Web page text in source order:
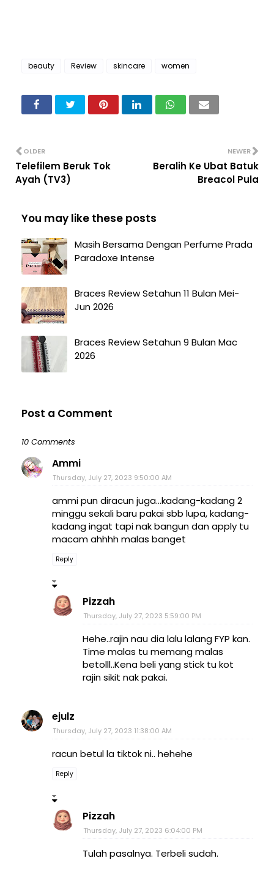
beauty Review skincare women
NEWER
Beralih Ke Ubat Batuk
Breacol Pula
OLDER
Telefilem Beruk Tok
Ayah (TV3)
You may like these posts
Masih Bersama Dengan Perfume Prada
Paradoxe Intense
Braces Review Setahun 11 Bulan Mei-
Jun 2026
Braces Review Setahun 9 Bulan Mac
2026
Post a Comment
10 Comments
Ammi
Thursday, July 27, 2023 9:50:00 AM
ammi pun diracun juga...kadang-kadang 2
minggu sekali baru pakai sbb lupa, kadang-
kadang ingat tapi nak bangun dan apply tu
macam ahhhh malas banget
Reply
Pizzah
Thursday, July 27, 2023 5:59:00 PM
Hehe..rajin nau dia lalu lalang FYP kan.
Time malas tu memang malas
betolll..Kena beli yang stick tu kot
rajin sikit nak pakai.
ejulz
Thursday, July 27, 2023 11:38:00 AM
racun betul la tiktok ni.. hehehe
Reply
Pizzah
Thursday, July 27, 2023 6:04:00 PM
Tulah pasalnya. Terbeli sudah.